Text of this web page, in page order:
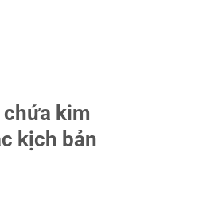
kim
kịch bản